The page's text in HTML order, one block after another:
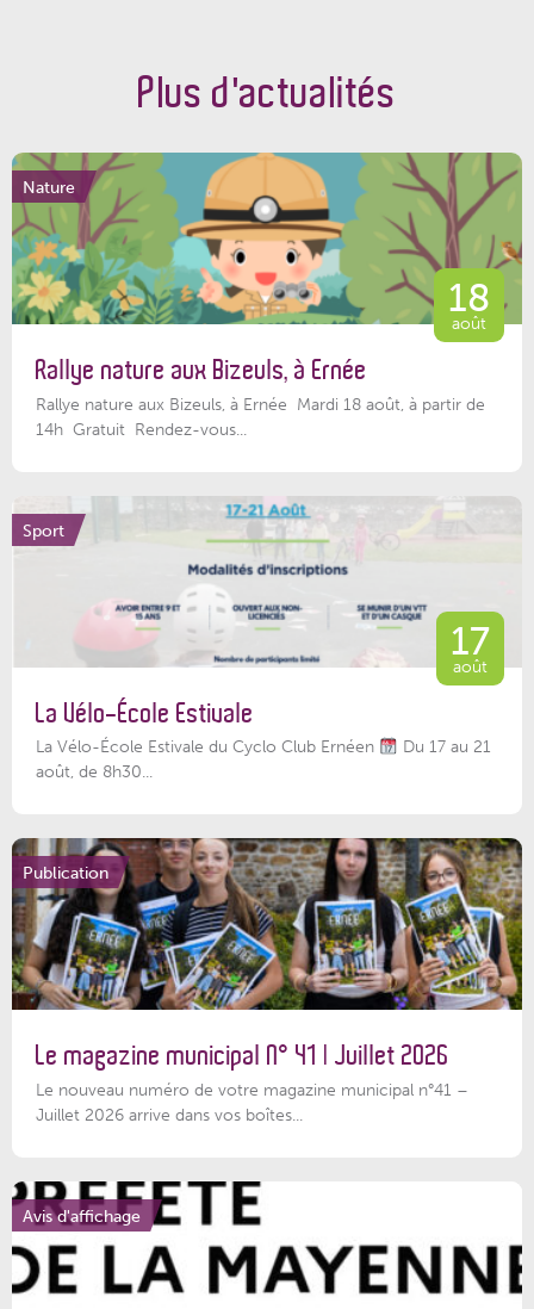
Plus d'actualités
Nature
18
août
Rallye nature aux Bizeuls, à Ernée
Rallye nature aux Bizeuls, à Ernée Mardi 18 août, à partir de
14h Gratuit Rendez-vous...
Sport
17
août
La Vélo-École Estivale
La Vélo-École Estivale du Cyclo Club Ernéen
Du 17 au 21
août, de 8h30...
Publication
Le magazine municipal N° 41 | Juillet 2026
Le nouveau numéro de votre magazine municipal n°41 –
Juillet 2026 arrive dans vos boîtes...
Avis d'affichage